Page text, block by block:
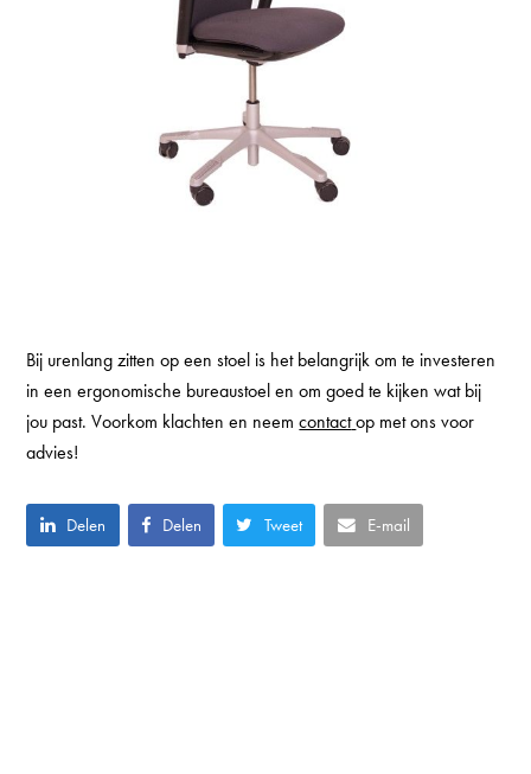
Bij urenlang zitten op een stoel is het belangrijk om te investeren
in een ergonomische bureaustoel en om goed te kijken wat bij
jou past. Voorkom klachten en neemcontactop met ons voor
advies!
Delen Delen Tweet E-mail